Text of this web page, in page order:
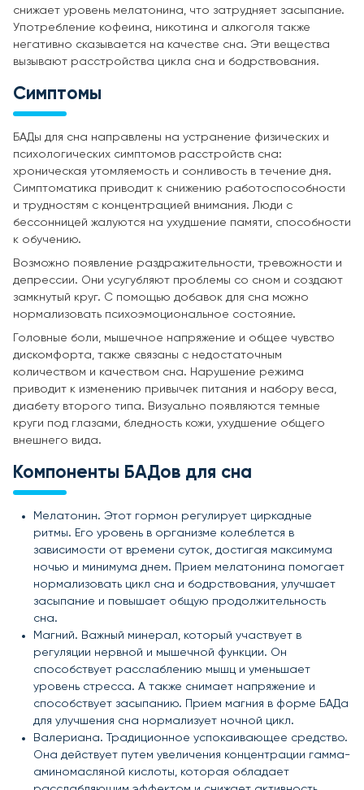
снижает уровень мелатонина, что затрудняет засыпание.
Употребление кофеина, никотина и алкоголя также
негативно сказывается на качестве сна. Эти вещества
вызывают расстройства цикла сна и бодрствования.
Симптомы
БАДы для сна направлены на устранение физических и
психологических симптомов расстройств сна:
хроническая утомляемость и сонливость в течение дня.
Симптоматика приводит к снижению работоспособности
и трудностям с концентрацией внимания. Люди с
бессонницей жалуются на ухудшение памяти, способности
к обучению.
Возможно появление раздражительности, тревожности и
депрессии. Они усугубляют проблемы со сном и создают
замкнутый круг. С помощью добавок для сна можно
нормализовать психоэмоциональное состояние.
Головные боли, мышечное напряжение и общее чувство
дискомфорта, также связаны с недостаточным
количеством и качеством сна. Нарушение режима
приводит к изменению привычек питания и набору веса,
диабету второго типа. Визуально появляются темные
круги под глазами, бледность кожи, ухудшение общего
внешнего вида.
Компоненты БАДов для сна
Мелатонин. Этот гормон регулирует циркадные
ритмы. Его уровень в организме колеблется в
зависимости от времени суток, достигая максимума
ночью и минимума днем. Прием мелатонина помогает
нормализовать цикл сна и бодрствования, улучшает
засыпание и повышает общую продолжительность
сна.
Магний. Важный минерал, который участвует в
регуляции нервной и мышечной функции. Он
способствует расслаблению мышц и уменьшает
уровень стресса. А также снимает напряжение и
способствует засыпанию. Прием магния в форме БАДа
для улучшения сна нормализует ночной цикл.
Валериана. Традиционное успокаивающее средство.
Она действует путем увеличения концентрации гамма-
аминомасляной кислоты, которая обладает